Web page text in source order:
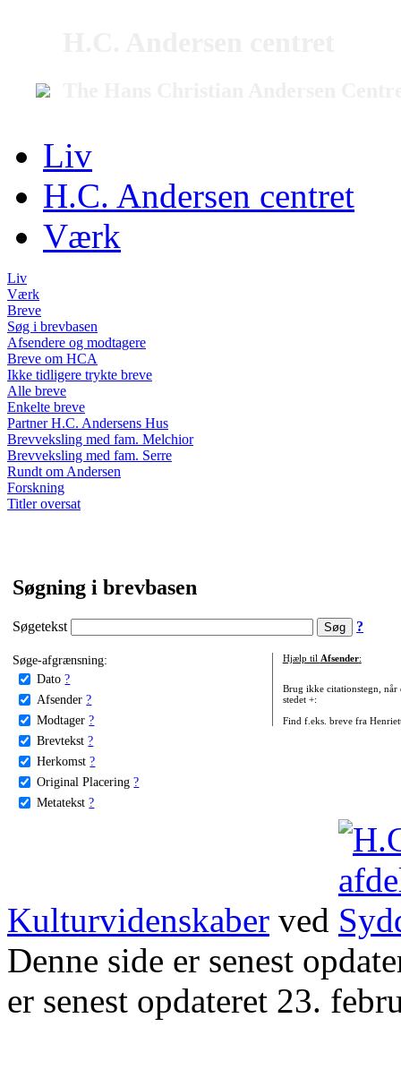
Liv
H.C. Andersen centret
Værk
Liv
Værk
Breve
Søg i brevbasen
Afsendere og modtagere
Breve om HCA
Ikke tidligere trykte breve
Alle breve
Enkelte breve
Partner H.C. Andersens Hus
Brevveksling med fam. Melchior
Brevveksling med fam. Serre
Rundt om Andersen
Forskning
Titler oversat
Søgning i brevbasen
Søgetekst ?
Søge-afgrænsning:
Dato ?
Afsender ?
Modtager ?
Brevtekst ?
Herkomst ?
Original Placering ?
Metatekst ?
Hjælp til Afsender:
Brug ikke citationstegn, når
stedet +:
Find f.eks. breve fra
Kulturvidenskaber ved
Denne side er senest
er senest opdateret 23.